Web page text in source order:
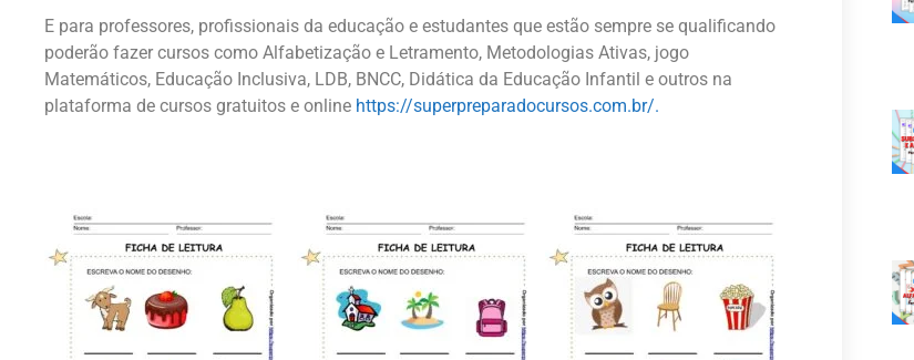
E para professores, profissionais da educação e estudantes que estão sempre se qualificando
poderão fazer cursos como Alfabetização e Letramento, Metodologias Ativas, jogo
Matemáticos, Educação Inclusiva, LDB, BNCC, Didática da Educação Infantil e outros na
plataforma de cursos gratuitos e online https://superpreparadocursos.com.br/.